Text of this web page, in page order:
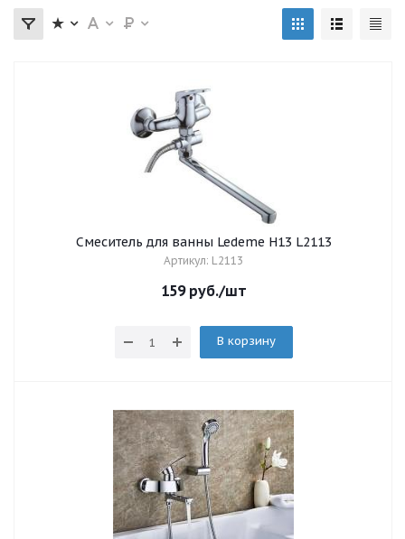
Смеситель для ванны Ledeme Н13 L2113
Артикул: L2113
159руб./шт
В корзину